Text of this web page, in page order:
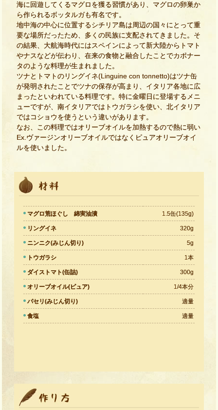
海に回遊してくるマグロを獲る習慣があり、マグロの卵巣か
ら作られるボッタルガも有名です。
地中海の中心に位置するシチリア島は周辺の国々にとって重
要な場所だったため、多くの民族に支配されてきました。そ
の結果、大航海時代にはスペインによって新大陸からトマト
やナスなどが伝わり、在来の食物と融合したことでカポナー
タのような料理が生まれました。
ツナとトマトのリングイネ(Linguine con tonnetto)はツナ缶
が発明されたことでツナの保存が高まり、イタリア各地に広
まったといわれている料理です。特に金曜日に登場するメニ
ューですが、南イタリアではトウガラシを使い、北イタリア
ではコショウを使うという違いがあります。
なお、この料理ではオリーブオイルを加熱するので熱に弱い
Ex.ヴァージンオリーブオイルではなくピュアオリーブオイ
ルを使いました。
マグロ荒ほぐし 綿実油漬 1.5缶(135g)
リングイネ 320g
ニンニク(みじん切り) 5g
トウガラシ 1本
ダイストマト(缶詰) 300g
オリーブオイル(ピュア) 1/4本分
パセリ(みじん切り) 適量
食塩 適量